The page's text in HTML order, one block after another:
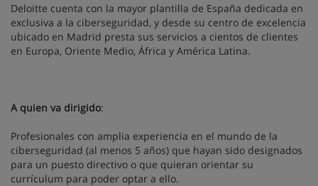
Deloitte cuenta con la mayor plantilla de España dedicada en
exclusiva a la ciberseguridad, y desde su centro de excelencia
ubicado en Madrid presta sus servicios a cientos de clientes
en Europa, Oriente Medio, África y América Latina.
A quien va dirigido:
Profesionales con amplia experiencia en el mundo de la
ciberseguridad (al menos 5 años) que hayan sido designados
para un puesto directivo o que quieran orientar su
currículum para poder optar a ello.